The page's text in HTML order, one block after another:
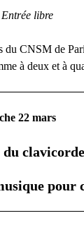
libre
du CNSM de
à deux et à
22 mars
du clavicorde
pour